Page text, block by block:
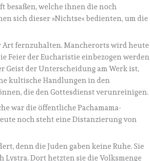
besaßen, welche ihnen die noch
sich dieser »Nichtse« bedienten, um die
Art fernzuhalten. Mancherorts wird heute
Feier der Eucharistie einbezogen werden
Geist der Unterscheidung am Werk ist,
kultische Handlungen in den
die den Gottesdienst verunreinigen.
war die öffentliche Pachamama-
noch steht eine Distanzierung von
denn die Juden gaben keine Ruhe. Sie
Dort hetzten sie die Volksmenge